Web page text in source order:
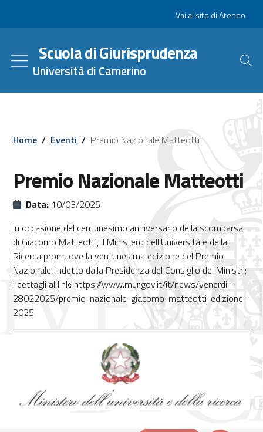
Slim
Vai al sito di Ateneo
Scuola di Giurisprudenza
Università di Camerino
Home / Eventi / Premio Nazionale Matteotti
Premio Nazionale Matteotti
Data: 10/03/2025
In occasione del centunesimo anniversario della scomparsa
di Giacomo Matteotti, il Ministero dell'Università e della
Ricerca promuove la ventunesima edizione del Premio
Nazionale, indetto dalla Presidenza del Consiglio dei Ministri;
i dettagli al link: https://www.mur.gov.it/it/news/venerdi-
28022025/premio-nazionale-giacomo-matteotti-edizione-
2025